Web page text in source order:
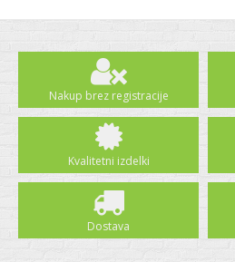
Nakup brez registracije
Kvalitetni izdelki
Dostava